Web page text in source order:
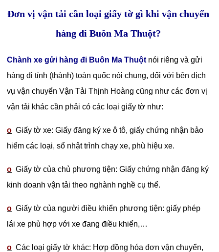
Đơn vị vận tải cần loại giấy tờ gì khi vận chuyển
hàng đi Buôn Ma Thuột?
Chành xe gửi hàng đi Buôn Ma Thuột nói riêng và gửi
hàng đi tỉnh (thành) toàn quốc nói chung, đối với bên dịch
vụ vận chuyển Vận Tải Thịnh Hoàng cũng như các đơn vị
vận tải khác cần phải có các loại giấy tờ như:
o Giấy tờ xe: Giấy đăng ký xe ô tô, giấy chứng nhận bảo
hiểm các loại, sổ nhật trình chạy xe, phù hiệu xe.
o Giấy tờ của chủ phương tiện: Giấy chứng nhận đăng ký
kinh doanh vận tải theo nghành nghề cụ thể.
o Giấy tờ của người điều khiển phương tiện: giấy phép
lái xe phù hợp với xe đang điều khiển,…
o Các loại giấy tờ khác: Hợp đồng hóa đơn vận chuyển,